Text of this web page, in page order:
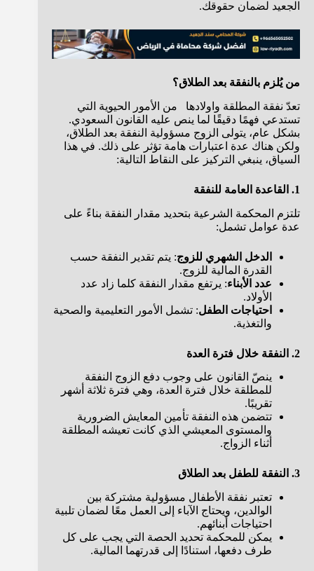
الجعيد لضمان حقوقك.
من يُلزم بالنفقة بعد الطلاق؟
تعدّ نفقة المطلقة واولادها من الأمور الحيوية التي
تستدعي فهمًا دقيقًا لما ينص عليه القانون السعودي.
بشكل عام، يتولى الزوج مسؤولية النفقة بعد الطلاق،
ولكن هناك عدة اعتبارات هامة تؤثر على ذلك. في هذا
السياق، ينبغي التركيز على النقاط التالية:
1. القاعدة العامة للنفقة
تلتزم المحكمة الشرعية بتحديد مقدار النفقة بناءً على
عدة عوامل تشمل:
الدخل الشهري للزوج: يتم تقدير النفقة حسب
القدرة المالية للزوج.
عدد الأبناء: يرتفع مقدار النفقة كلما زاد عدد
الأولاد.
احتياجات الطفل: تشمل الأمور التعليمية والصحية
والتغذية.
2. النفقة خلال فترة العدة
ينصّ القانون على وجوب دفع الزوج النفقة
للمطلقة خلال فترة العدة، وهي فترة ثلاثة أشهر
تقريبًا.
تتضمن هذه النفقة تأمين المعايش الضرورية
والمستوى المعيشي الذي كانت تعيشه المطلقة
أثناء الزواج.
3. النفقة للطفل بعد الطلاق
تعتبر نفقة الأطفال مسؤولية مشتركة بين
الوالدين، ويحتاج الآباء إلى العمل معًا لضمان تلبية
احتياجات أبنائهم.
يمكن للمحكمة تحديد الحصة التي يجب على كل
طرف دفعها، استنادًا إلى قدرتهما المالية.